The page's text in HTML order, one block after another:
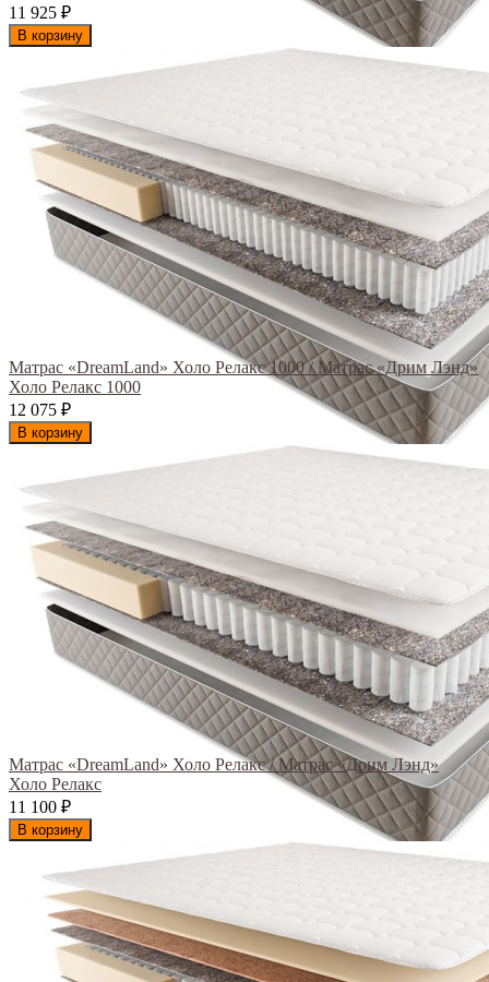
11 925 ₽
В корзину
Матрас «DreamLand» Холо Релакс 1000 / Матрас «Дрим Лэнд»
Холо Релакс 1000
12 075 ₽
В корзину
Матрас «DreamLand» Холо Релакс / Матрас «Дрим Лэнд»
Холо Релакс
11 100 ₽
В корзину